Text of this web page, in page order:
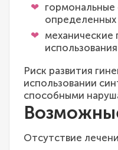
определенных
механические
Риск развития
использовании
способными
Отсутствие